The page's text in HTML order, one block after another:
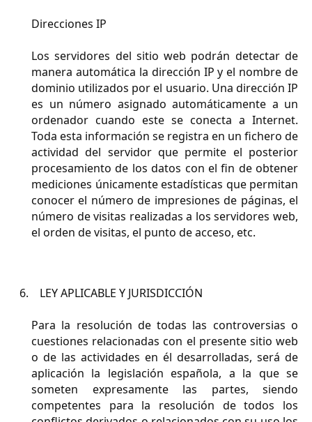
Direcciones IP
Los servidores del sitio web podrán detectar de
manera automática la dirección IP y el nombre de
dominio utilizados por el usuario. Una dirección IP
es un número asignado automáticamente a un
ordenador cuando este se conecta a Internet.
Toda esta información se registra en un fichero de
actividad del servidor que permite el posterior
procesamiento de los datos con el fin de obtener
mediciones únicamente estadísticas que permitan
conocer el número de impresiones de páginas, el
número de visitas realizadas a los servidores web,
el orden de visitas, el punto de acceso, etc.
LEY APLICABLE Y JURISDICCIÓN
Para la resolución de todas las controversias o
cuestiones relacionadas con el presente sitio web
o de las actividades en él desarrolladas, será de
aplicación la legislación española, a la que se
someten expresamente las partes, siendo
competentes para la resolución de todos los